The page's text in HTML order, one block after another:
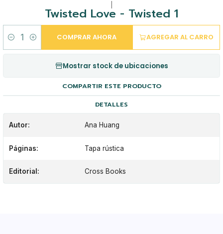
Twisted Love - Twisted 1
Cantidad
AGREGAR AL CARRO
COMPRAR AHORA
Mostrar stock de ubicaciones
COMPARTIR ESTE PRODUCTO
DETALLES
Autor: Ana Huang
Páginas: Tapa rústica
Editorial: Cross Books